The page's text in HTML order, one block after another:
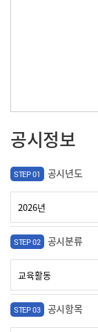
공시정보
STEP 01 공시년도
STEP 02 공시분류
STEP 03 공시항목